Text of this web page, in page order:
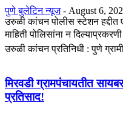
पुणे बुलेटिन न्यूज - August 6,
उरुळी कांचन पोलीस स्टेशन
माहिती पोलिसांना न
उरुळी कांचन प्रतिनिधी : पुणे
मिरवडी ग्रामपंचायतीत
प्रतिसाद!